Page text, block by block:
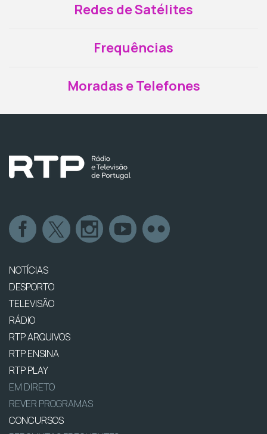
Redes de Satélites
Frequências
Moradas e Telefones
NOTÍCIAS
DESPORTO
TELEVISÃO
RÁDIO
RTP ARQUIVOS
RTP ENSINA
RTP PLAY
EM DIRETO
REVER PROGRAMAS
CONCURSOS